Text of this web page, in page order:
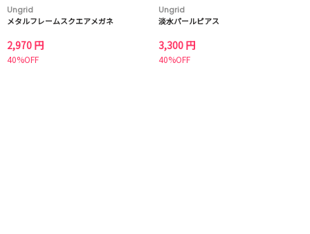
Ungrid
メタルフレームスクエアメガネ
2,970 円
40%OFF
Ungrid
淡水パールピアス
3,300 円
40%OFF